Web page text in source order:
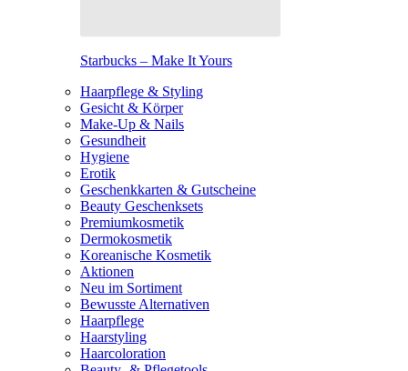
Starbucks – Make It Yours
Haarpflege & Styling
Gesicht & Körper
Make-Up & Nails
Gesundheit
Hygiene
Erotik
Geschenkkarten & Gutscheine
Beauty Geschenksets
Premiumkosmetik
Dermokosmetik
Koreanische Kosmetik
Aktionen
Neu im Sortiment
Bewusste Alternativen
Haarpflege
Haarstyling
Haarcoloration